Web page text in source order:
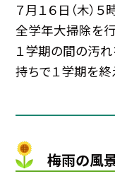
７月１６日（木）５
全学年大掃除を行
１学期の間の汚れ
持ちで１学期を終
梅雨の風